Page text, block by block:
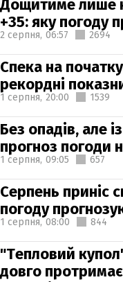
Дощитиме лише
+35: яку погоду
2 серпня, 06:57 2694
Спека на
рекордні
1 серпня, 20:00 1539
Без опадів, але
прогноз погоди
1 серпня, 09:05 657
Серпень приніс
погоду
1 серпня, 08:00 844
"Тепловий
довго